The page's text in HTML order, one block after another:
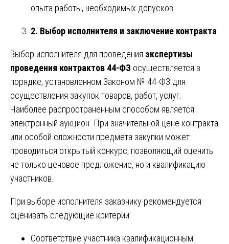
опыта работы, необходимых допусков.
2. Выбор исполнителя и заключение контракта
Выбор исполнителя для проведения экспертизы
проведения контрактов 44-ФЗ осуществляется в
порядке, установленном Законом № 44-ФЗ для
осуществления закупок товаров, работ, услуг.
Наиболее распространенным способом является
электронный аукцион. При значительной цене контракта
или особой сложности предмета закупки может
проводиться открытый конкурс, позволяющий оценить
не только ценовое предложение, но и квалификацию
участников.
При выборе исполнителя заказчику рекомендуется
оценивать следующие критерии:
Соответствие участника квалификационным